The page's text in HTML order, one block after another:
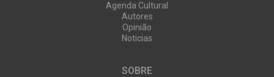
Agenda Cultural
Autores
Opinião
Noticias
SOBRE